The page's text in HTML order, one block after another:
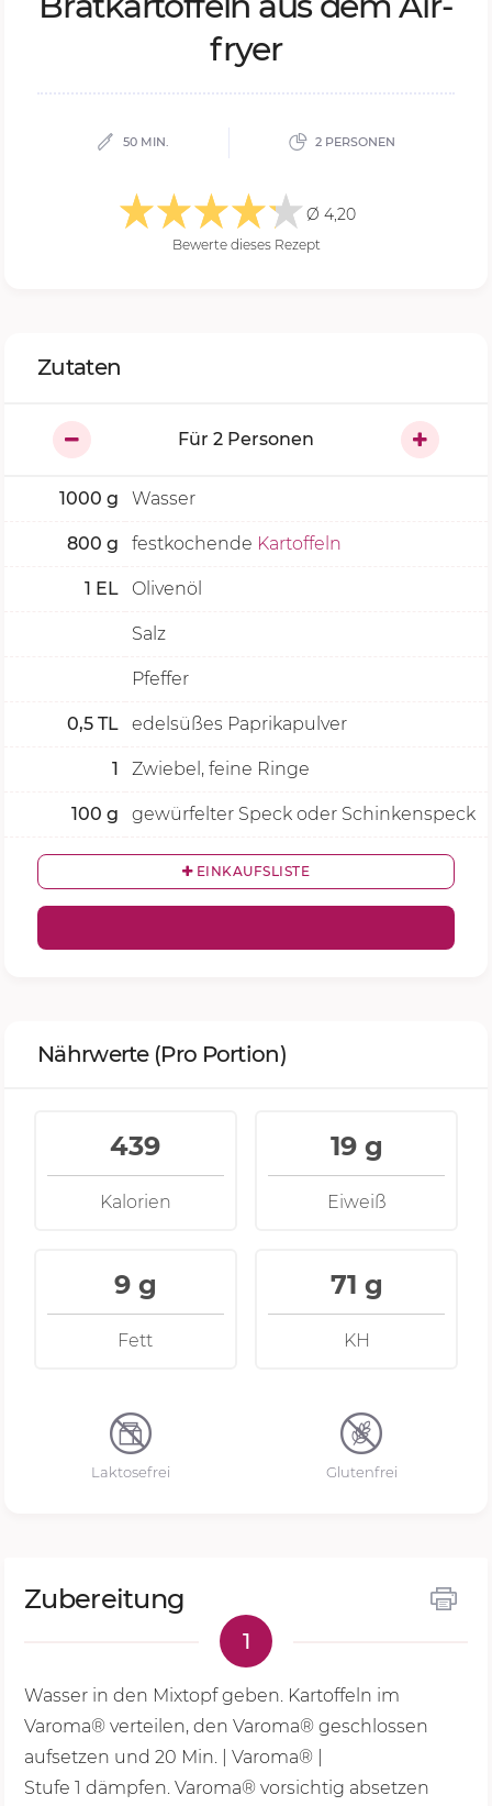
fryer
50 MIN. 2 PERSONEN
Ø 4,20
Bewerte dieses Rezept
Zubereitung
1
Wasser in den Mixtopf geben. Kartoffeln im
Varoma® verteilen, den Varoma® geschlossen
aufsetzen und 20 Min.
| Varoma® |
Stufe 1 dämpfen. Varoma® vorsichtig absetzen
Zutaten
Für 2Personen
1000 g Wasser
800 g festkochende Kartoffeln
1 EL Olivenöl
Salz
Pfeffer
0,5 TL edelsüßes Paprikapulver
1 Zwiebel, feine Ringe
100 g gewürfelter Speck oder Schinkenspeck
EINKAUFSLISTE
Nährwerte (Pro Portion)
439
Kalorien
19 g
Eiweiß
9 g
Fett
71 g
KH
Laktosefrei Glutenfrei